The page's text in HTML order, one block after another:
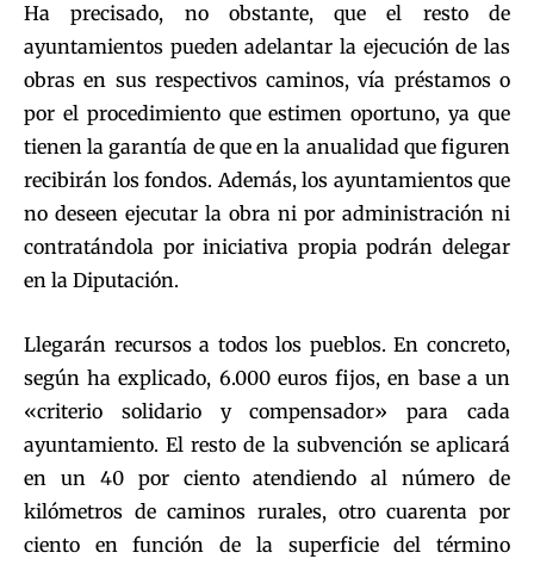
Ha precisado, no obstante, que el resto de
ayuntamientos pueden adelantar la ejecución de las
obras en sus respectivos caminos, vía préstamos o
por el procedimiento que estimen oportuno, ya que
tienen la garantía de que en la anualidad que figuren
recibirán los fondos. Además, los ayuntamientos que
no deseen ejecutar la obra ni por administración ni
contratándola por iniciativa propia podrán delegar
en la Diputación.
Llegarán recursos a todos los pueblos. En concreto,
según ha explicado, 6.000 euros fijos, en base a un
«criterio solidario y compensador» para cada
ayuntamiento. El resto de la subvención se aplicará
en un 40 por ciento atendiendo al número de
kilómetros de caminos rurales, otro cuarenta por
ciento en función de la superficie del término